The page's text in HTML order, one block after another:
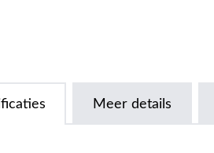
Meer details